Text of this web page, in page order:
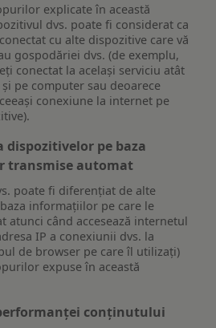
explicate în această
dvs. poate fi considerat ca
cu alte dispozitive care vă
gospodăriei dvs. (de exemplu,
conectat la același serviciu atât
pe computer sau deoarece
conexiune la internet pe
dispozitivelor pe baza
transmise automat
poate fi diferențiat de alte
informațiilor pe care le
atunci când accesează internetul
IP a conexiunii dvs. la
de browser pe care îl utilizați)
expuse în această
conținutului